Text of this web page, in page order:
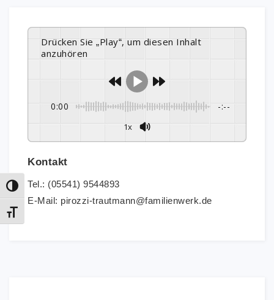
Umschalten auf hohe Kontraste
Schrift vergrößern
Drücken Sie „Play“, um diesen Inhalt
anzuhören
0:00 -:--
1x
Kontakt
Tel.: (05541) 9544893
E-Mail: pirozzi-trautmann@familienwerk.de